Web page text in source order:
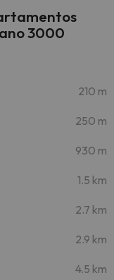
3000
210 m
250 m
930 m
1.5 km
2.7 km
2.9 km
4.5 km